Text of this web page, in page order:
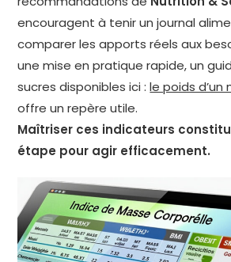
encouragent à tenir un journal
comparer les apports réels aux
une mise en pratique rapide, un
sucres disponibles ici :le poids
offre un repère utile.
Maîtriser ces indicateurs
étape pour agir efficacement.